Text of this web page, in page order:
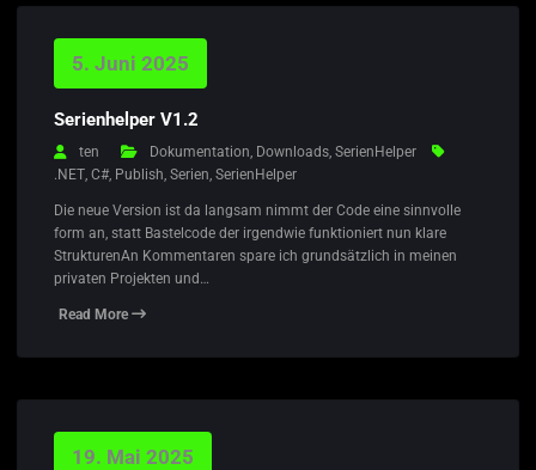
5. Juni 2025
Serienhelper V1.2
ten Dokumentation, Downloads, SerienHelper
.NET, C#, Publish, Serien, SerienHelper
Die neue Version ist da langsam nimmt der Code eine sinnvolle
form an, statt Bastelcode der irgendwie funktioniert nun klare
StrukturenAn Kommentaren spare ich grundsätzlich in meinen
privaten Projekten und…
Read More
19. Mai 2025